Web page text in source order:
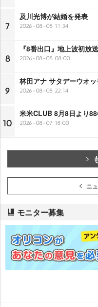
7
及川光博が結婚を発表
2026-08-08 11:34
8
『8番出口』地上波初放
2026-08-08 08:00
9
林田アナ サタデーウオ
2026-08-08 22:14
10
米米CLUB 8月8日より
2026-08-07 18:00
ニ
モニター募集